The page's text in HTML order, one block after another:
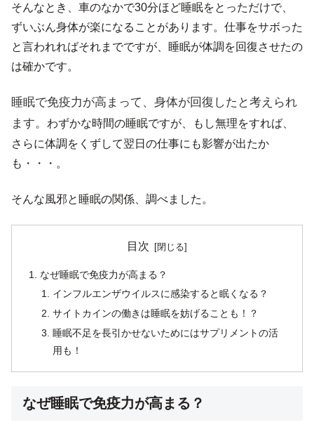
そんなとき、車のなかで30分ほど睡眠をとっただけで、
ずいぶん身体が楽になることがあります。仕事をサボった
と言われればそれまでですが、睡眠が体調を回復させたの
は確かです。
睡眠で免疫力が高まって、身体が回復したと考えられ
ます。
わずかな時間の睡眠ですが、もし無理をすれば、
さらに体調をくずして翌日の仕事にも影響が出たか
も・・・。
そんな風邪と睡眠の関係、調べました。
目次
なぜ睡眠で免疫力が高まる？
インフルエンザウイルスに感染すると眠くなる？
サイトカインの働きは睡眠を妨げることも！？
睡眠不足を長引かせないためにはサプリメントの活
用も！
なぜ睡眠で免疫力が高まる？